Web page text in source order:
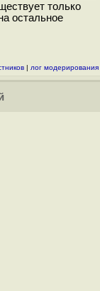
только
остальное
| лог модерирования